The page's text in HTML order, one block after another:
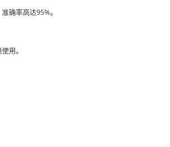
确率高达95%。
用。